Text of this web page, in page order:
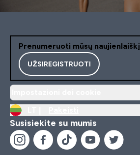
Prenumeruoti mūsų naujienlaiškį
UŽSIREGISTRUOTI
Susisiekite su mumis